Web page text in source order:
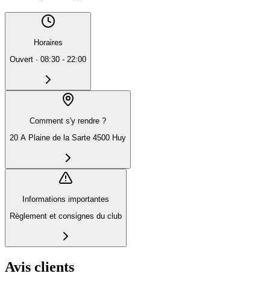
Horaires
Ouvert · 08:30 - 22:00
Comment s'y rendre ?
20 A Plaine de la Sarte 4500 Huy
Informations importantes
Règlement et consignes du club
Avis clients